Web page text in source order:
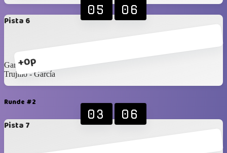
Pista 6
+0p
05 06
García - Marrufo
Trujillo - García
Runde #2
Pista 7
03 06